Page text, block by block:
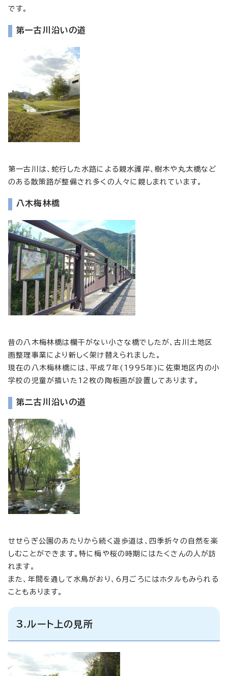
です。
第一古川沿いの道
第一古川は、蛇行した水路による親水護岸、樹木や丸太橋など
のある散策路が整備され多くの人々に親しまれています。
八木梅林橋
昔の八木梅林橋は欄干がない小さな橋でしたが、古川土地区
画整理事業により新しく架け替えられました。
現在の八木梅林橋には、平成7年(1995年)に佐東地区内の小
学校の児童が描いた12枚の陶板画が設置してあります。
第二古川沿いの道
せせらぎ公園のあたりから続く遊歩道は、四季折々の自然を楽
しむことができます。特に梅や桜の時期にはたくさんの人が訪
れます。
また、年間を通して水鳥がおり、6月ごろにはホタルもみられる
こともあります。
3.ルート上の見所